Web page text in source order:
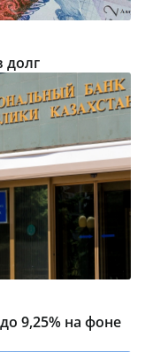
долг
9,25% на фоне